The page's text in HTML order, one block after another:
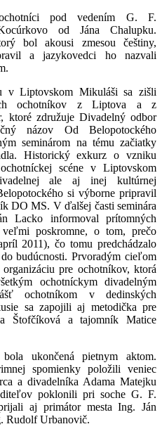
pod vedením G. F.
od Jána Chalupku.
bol akousi zmesou češtiny,
a jazykovedci ho nazvali
v Liptovskom Mikuláši sa zišli
ochotníkov z Liptova a z
ktoré združuje Divadelný odbor
názov Od Belopotockého
seminárom na tému začiatky
Historický exkurz o vzniku
scéne v Liptovskom
ale aj inej kultúrnej
si výborne pripravil
DO MS. V ďalšej časti seminára
Lacko informoval prítomných
poskromne, o tom, prečo
2011), čo tomu predchádzalo
budúcnosti. Prvoradým cieľom
pre ochotníkov, ktorá
ochotníckym divadelným
ochotníkom v dedinských
sa zapojili aj metodička pre
Štofčíková a tajomník Matice
ukončená pietnym aktom.
spomienky položili veniec
a divadelníka Adama Matejku
poklonili pri soche G. F.
aj primátor mesta Ing. Ján
Rudolf Urbanovič.